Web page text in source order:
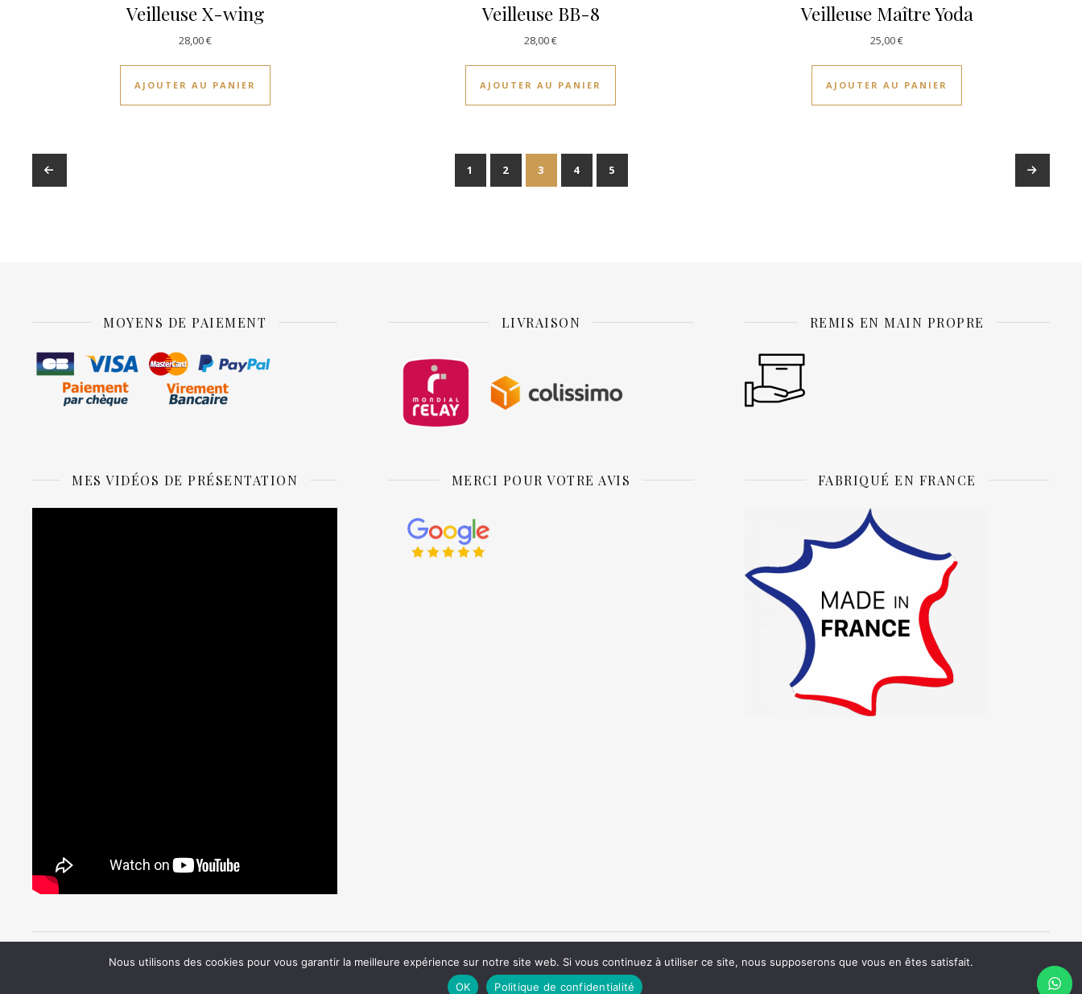
Veilleuse X-wing
28,00€
AJOUTER AU PANIER
Veilleuse BB-8
28,00€
AJOUTER AU PANIER
Veilleuse Maître Yoda
25,00€
AJOUTER AU PANIER
1 2 3 4 5
MOYENS DE PAIEMENT LIVRAISON REMIS EN MAIN PROPRE
MES VIDÉOS DE PRÉSENTATION MERCI POUR VOTRE AVIS FABRIQUÉ EN FRANCE
CREARTION - Pascal MORAND SIRET: 52316250100028 - tél : 0695179484
Veilleuses d’illusion 3D Formulaire de contact CGV – Conditions Générales de Vente CGU – Conditions Générales d’Utilisation
– Avis
Nous utilisons des cookies pour vous garantir la meilleure expérience sur notre site web. Si vous continuez à utiliser ce site, nous supposerons que vous en êtes satisfait.
OK
Politique de confidentialité